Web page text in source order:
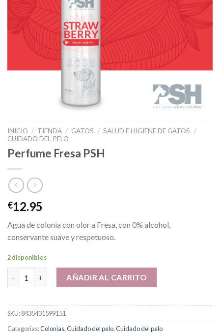
INICIO / TIENDA / GATOS / SALUD E HIGIENE DE GATOS
/
CUIDADO DEL PELO
Perfume Fresa PSH
€12.95
Agua de colonia con olor a Fresa, con 0% alcohol,
conservante suave y respetuoso.
2 disponibles
Perfume Fresa PSH cantidadAÑADIR AL CARRITO
SKU:8435431599151
Categorías:Colonias,Cuidado del pelo,Cuidado del pelo